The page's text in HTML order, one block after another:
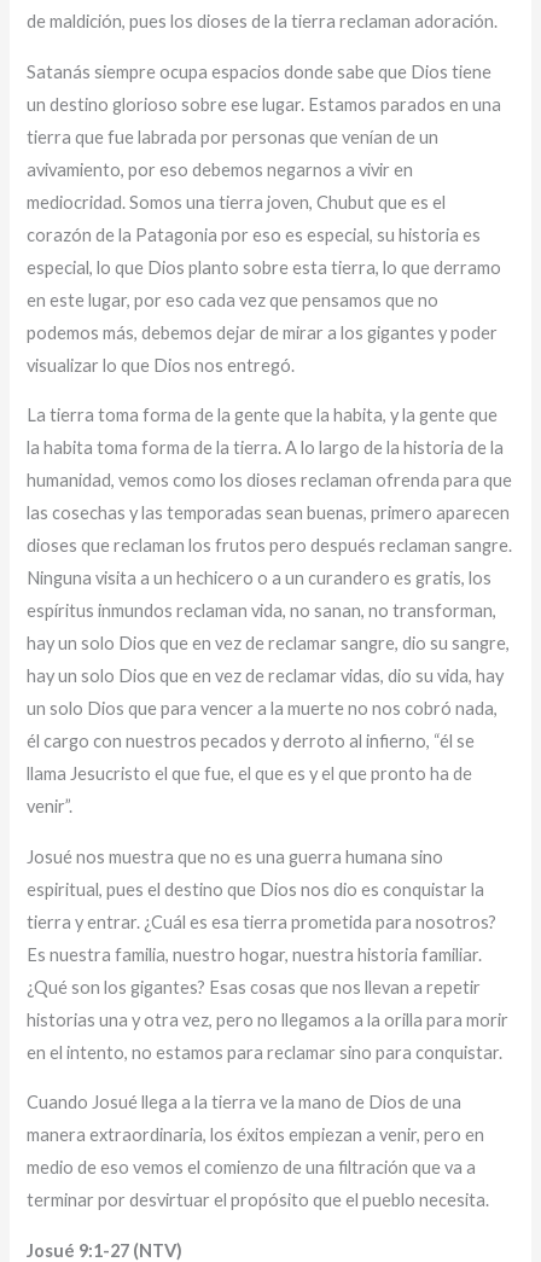
de maldición, pues los dioses de la tierra reclaman adoración.
Satanás siempre ocupa espacios donde sabe que Dios tiene
un destino glorioso sobre ese lugar. Estamos parados en una
tierra que fue labrada por personas que venían de un
avivamiento, por eso debemos negarnos a vivir en
mediocridad. Somos una tierra joven, Chubut que es el
corazón de la Patagonia por eso es especial, su historia es
especial, lo que Dios planto sobre esta tierra, lo que derramo
en este lugar, por eso cada vez que pensamos que no
podemos más, debemos dejar de mirar a los gigantes y poder
visualizar lo que Dios nos entregó.
La tierra toma forma de la gente que la habita, y la gente que
la habita toma forma de la tierra. A lo largo de la historia de la
humanidad, vemos como los dioses reclaman ofrenda para que
las cosechas y las temporadas sean buenas, primero aparecen
dioses que reclaman los frutos pero después reclaman sangre.
Ninguna visita a un hechicero o a un curandero es gratis, los
espíritus inmundos reclaman vida, no sanan, no transforman,
hay un solo Dios que en vez de reclamar sangre, dio su sangre,
hay un solo Dios que en vez de reclamar vidas, dio su vida, hay
un solo Dios que para vencer a la muerte no nos cobró nada,
él cargo con nuestros pecados y derroto al infierno, “él se
llama Jesucristo el que fue, el que es y el que pronto ha de
venir”.
Josué nos muestra que no es una guerra humana sino
espiritual, pues el destino que Dios nos dio es conquistar la
tierra y entrar. ¿Cuál es esa tierra prometida para nosotros?
Es nuestra familia, nuestro hogar, nuestra historia familiar.
¿Qué son los gigantes? Esas cosas que nos llevan a repetir
historias una y otra vez, pero no llegamos a la orilla para morir
en el intento, no estamos para reclamar sino para conquistar.
Cuando Josué llega a la tierra ve la mano de Dios de una
manera extraordinaria, los éxitos empiezan a venir, pero en
medio de eso vemos el comienzo de una filtración que va a
terminar por desvirtuar el propósito que el pueblo necesita.
Josué 9:1-27 (NTV)